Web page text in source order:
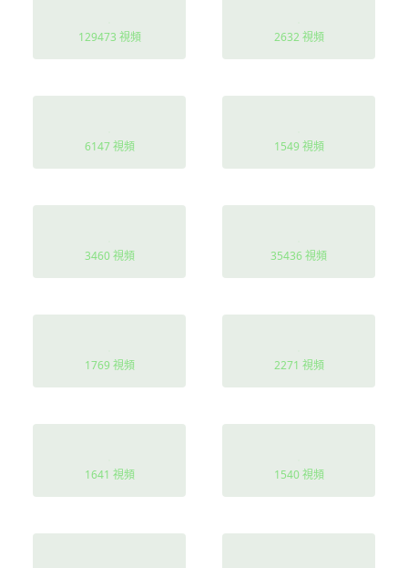
129473 視頻 2632 視頻
6147 視頻 1549 視頻
3460 視頻 35436 視頻
1769 視頻 2271 視頻
1641 視頻 1540 視頻